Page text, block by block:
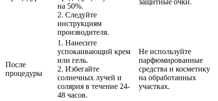
на 50%.
2. Следуйте
инструкциям
производителя.
защитные очки.
После
процедуры
1. Нанесите
успокаивающий крем
или гель.
2. Избегайте
солнечных лучей и
солярия в течение 24-
48 часов.
Не используйте
парфюмированные
средства и косметику
на обработанных
участках.